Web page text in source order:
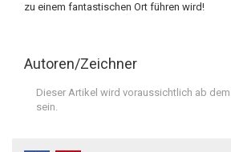
zu einem fantastischen Ort führen wird!
Autoren/Zeichner
Dieser Artikel wird voraussichtlich ab
sein.